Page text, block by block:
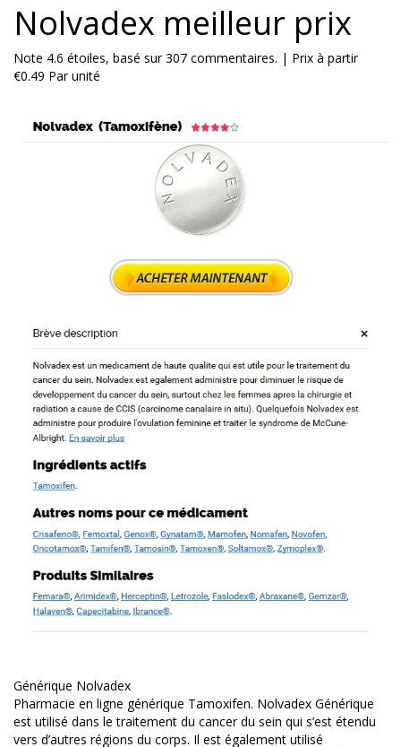
Nolvadex meilleur prix
Note 4.6 étoiles, basé sur307 commentaires. | Prix à partir
€0.49 Par unité
Générique Nolvadex
Pharmacie en ligne générique Tamoxifen. Nolvadex Générique
est utilisé dans le traitement du cancer du sein qui s’est étendu
vers d’autres régions du corps. Il est également utilisé